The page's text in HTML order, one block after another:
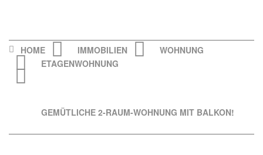
HOME IMMOBILIEN
WOHNUNG
ETAGENWOHNUNG
GEMÜTLICHE 2-RAUM-WOHNUNG MIT BALKON!